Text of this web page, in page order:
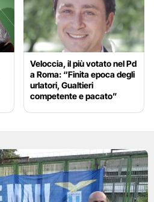
Veloccia, il più votato nel Pd
a Roma: “Finita epoca degli
urlatori, Gualtieri
competente e pacato”